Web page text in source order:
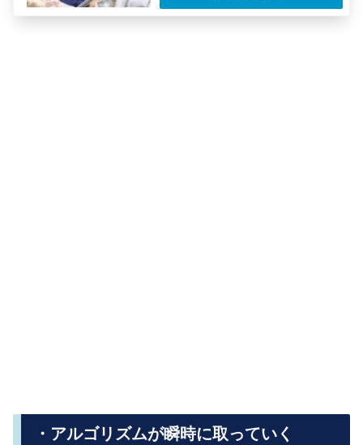
・アルゴリズムが瞬時に取っていく